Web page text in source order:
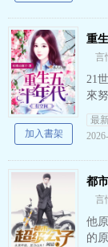
重
言
21
來
院
代
最
加入書架
都
言
他
的